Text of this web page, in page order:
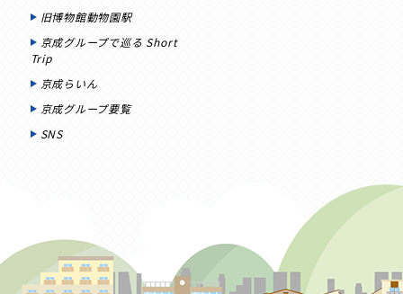
旧博物館動物園駅
京成グループで巡る Short
Trip
京成らいん
京成グループ要覧
SNS